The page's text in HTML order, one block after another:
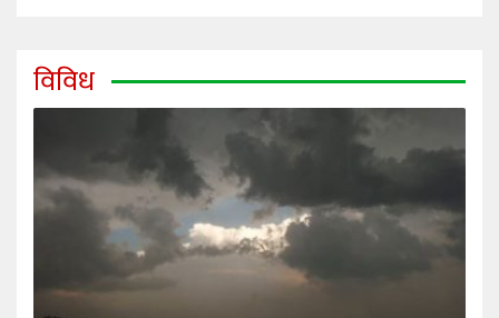
विविध